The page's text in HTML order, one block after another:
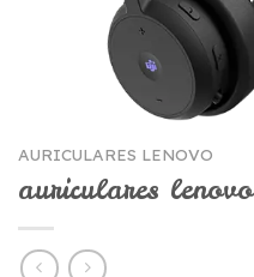
AURICULARES LENOVO
auriculares lenovo